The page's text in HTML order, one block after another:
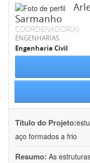
Sarmanho
COORDENADOR(A)
ENGENHARIAS
Engenharia Civil
Título do Projeto:
aço formados a frio
Resumo: As